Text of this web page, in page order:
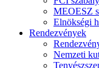
MEOESZ
Elnökségi
Rendezvények
Nemzeti